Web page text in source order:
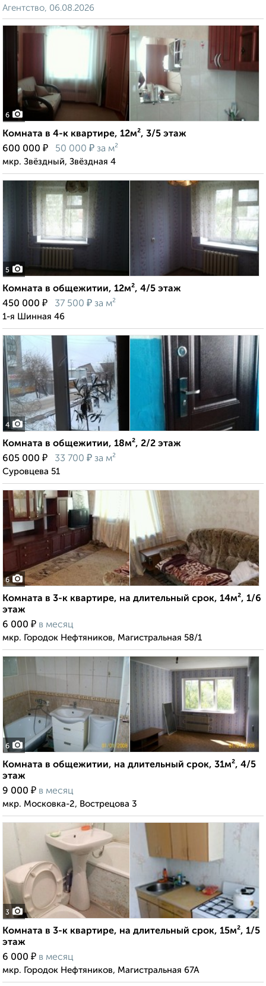
Агентство, 06.08.2026
6
Комната в 4-к квартире, 12м², 3/5 этаж
600 000 ₽ 50 000 ₽ за м²
мкр. Звёздный, Звёздная 4
5
Комната в общежитии, 12м², 4/5 этаж
450 000 ₽ 37 500 ₽ за м²
1-я Шинная 46
4
Комната в общежитии, 18м², 2/2 этаж
605 000 ₽ 33 700 ₽ за м²
Суровцева 51
6
Комната в 3-к квартире, на длительный срок, 14м², 1/6
этаж
6 000 ₽ в месяц
мкр. Городок Нефтяников, Магистральная 58/1
6
Комната в общежитии, на длительный срок, 31м², 4/5
этаж
9 000 ₽ в месяц
мкр. Московка-2, Вострецова 3
3
Комната в 3-к квартире, на длительный срок, 15м², 1/5
этаж
6 000 ₽ в месяц
мкр. Городок Нефтяников, Магистральная 67А